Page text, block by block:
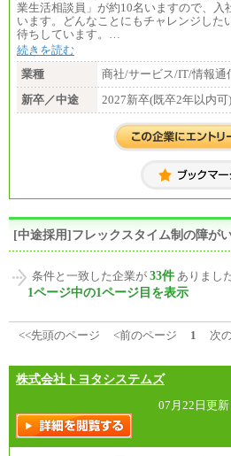
業生活相談員」が約10名いますので、入
います。どんなことにもチャレンジした
待ちしています。…
続きを読む
業種
商社/サービス/IT/情報通
新卒／中途
2027新卒(既卒2年以内可
[中途採用]フレックスタイム制の障が
条件と一致した企業が 33件 ありまし
1ページ中の1ページ目を表示
<<先頭のページ
<前のページ 1 次
株式会社トヨタシステムズ
07月22日更